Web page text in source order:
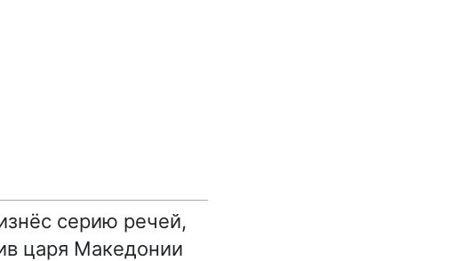
серию речей,
царя Македонии